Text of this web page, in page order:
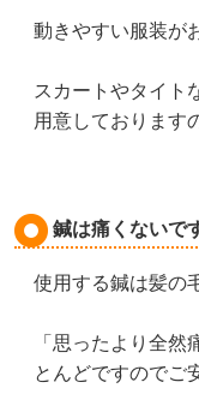
動きやすい服装が
スカートやタイト
用意しております
鍼は痛くないで
使用する鍼は髪の
「思ったより全
とんどですのでご